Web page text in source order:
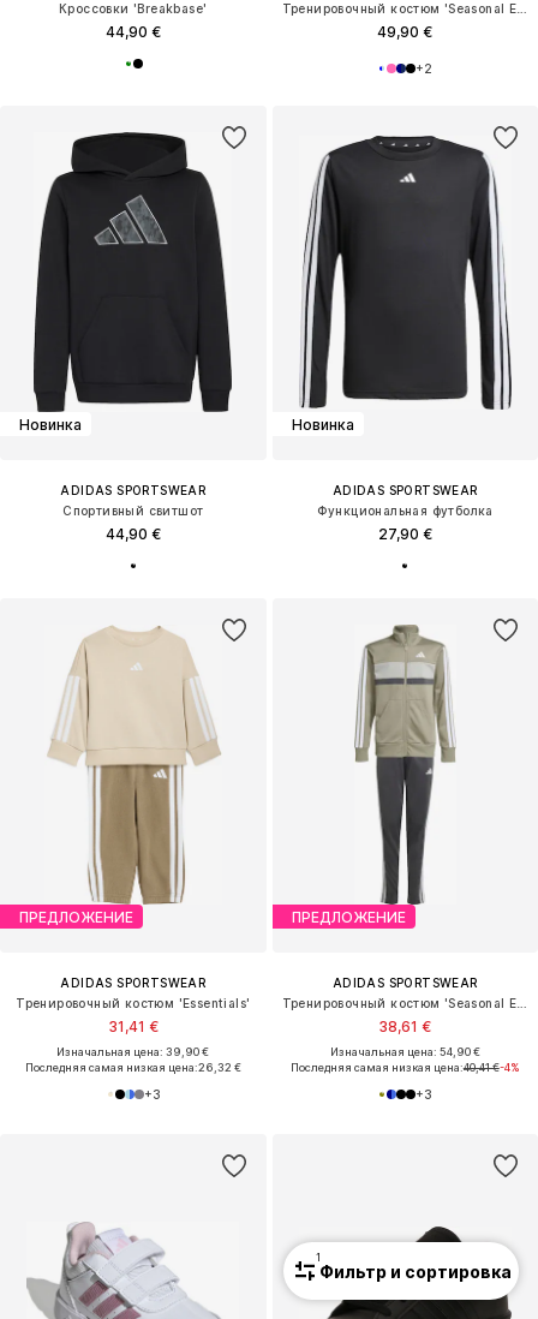
Кроссовки 'Breakbase'
44,90 € 49,90 €
+2
Новинка
ADIDAS SPORTSWEAR
Спортивный свитшот
44,90 €
Новинка
ADIDAS SPORTSWEAR
Функциональная футболка
27,90 €
ПРЕДЛОЖЕНИЕ
ADIDAS SPORTSWEAR
Тренировочный костюм 'Essentials'
31,41 €
Изначальная цена: 39,90 €
Последняя самая низкая цена:26,32 €
+3
ПРЕДЛОЖЕНИЕ
ADIDAS SPORTSWEAR
38,61 €
Изначальная цена: 54,90 €
Последняя самая низкая цена:40,41 €-4%
+3
1
Фильтр и сортировка